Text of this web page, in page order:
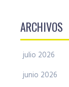
ARCHIVOS
julio 2026
junio 2026